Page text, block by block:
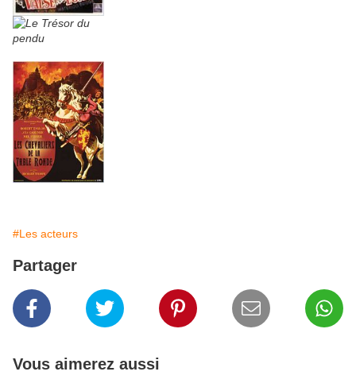
#Les acteurs
Partager
Vous aimerez aussi